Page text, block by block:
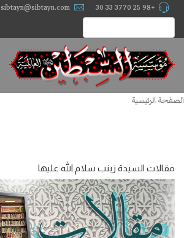
+98 25 3770 33 30
sibtayn@sibtayn.com
الصفحة الرئيسية
مقالات السيدة زينب سلام الله عليها